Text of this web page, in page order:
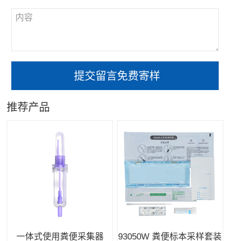
推荐产品
一体式使用粪便采集器 93050W 粪便标本采样套装